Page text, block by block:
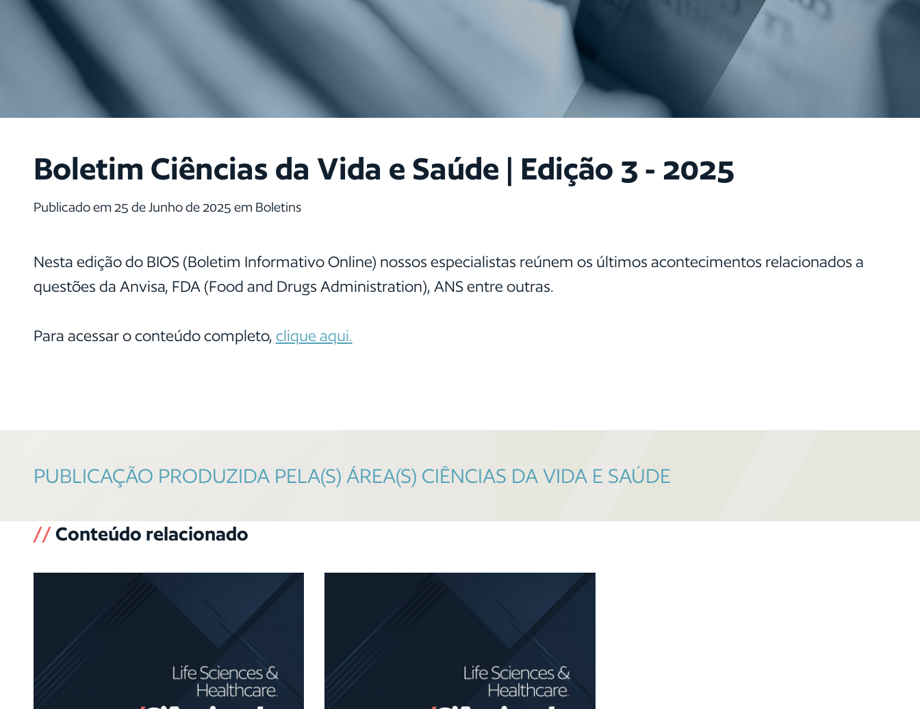
Boletim Ciências da Vida e Saúde | Edição 3 - 2025
Publicado em 25 de Junho de 2025 em Boletins
Nesta edição do BIOS (Boletim Informativo Online) nossos especialistas reúnem os últimos acontecimentos relacionados a
questões da Anvisa, FDA (Food and Drugs Administration), ANS entre outras.
Para acessar o conteúdo completo, clique aqui.
PUBLICAÇÃO PRODUZIDA PELA(S) ÁREA(S) CIÊNCIAS DA VIDA E SAÚDE
//Conteúdo relacionado